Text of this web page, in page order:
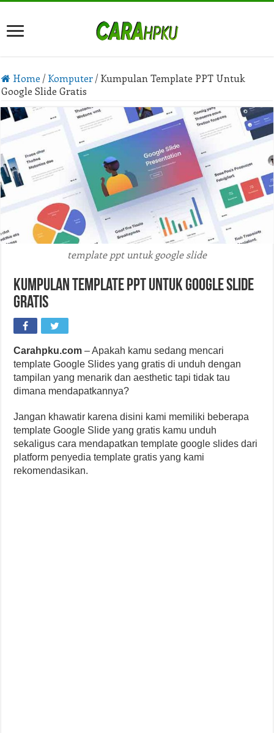
Home / Komputer/ Kumpulan Template PPT Untuk
Google Slide Gratis
template ppt untuk google slide
Kumpulan Template PPT Untuk Google Slide
Gratis
Carahpku.com – Apakah kamu sedang mencari
template Google Slides yang gratis di unduh dengan
tampilan yang menarik dan aesthetic tapi tidak tau
dimana mendapatkannya?
Jangan khawatir karena disini kami memiliki beberapa
template Google Slide yang gratis kamu unduh
sekaligus cara mendapatkan template google slides dari
platform penyedia template gratis yang kami
rekomendasikan.